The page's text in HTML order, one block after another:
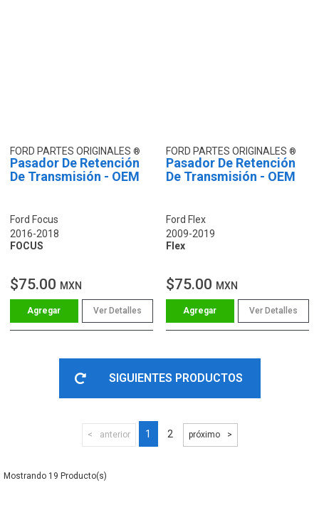
FORD PARTES ORIGINALES
Pasador De Retención
De Transmisión - OEM
Ford Focus
2016-2018
FOCUS
$75.00 MXN
Ver Detalles
FORD PARTES ORIGINALES
Pasador De Retención
De Transmisión - OEM
Ford Flex
2009-2019
Flex
$75.00 MXN
Ver Detalles
SIGUIENTES PRODUCTOS
anterior 1 2 próximo
19